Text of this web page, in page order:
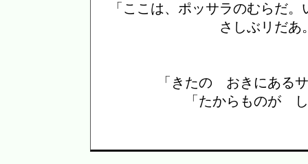
「ここは、ポッサラのむらだ
さしぶリだあ
「きたの おきにある
「たからものが